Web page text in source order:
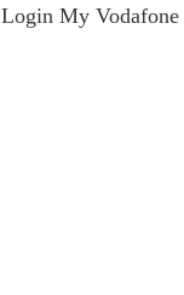
Login My Vodafone